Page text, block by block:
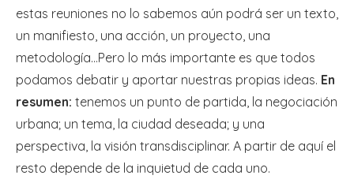
estas reuniones no lo sabemos aún podrá ser un texto,
un manifiesto, una acción, un proyecto, una
metodología…Pero lo más importante es que todos
podamos debatir y aportar nuestras propias ideas. En
resumen: tenemos un punto de partida, la negociación
urbana; un tema, la ciudad deseada; y una
perspectiva, la visión transdisciplinar. A partir de aquí el
resto depende de la inquietud de cada uno.